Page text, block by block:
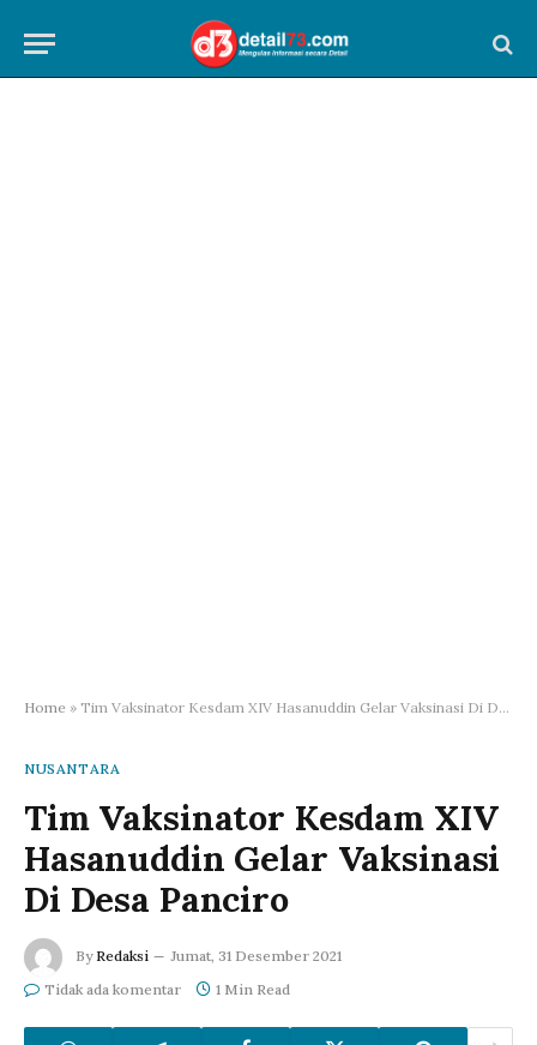
Home » Tim Vaksinator Kesdam XIV Hasanuddin Gelar Vaksinasi Di Desa Panciro
NUSANTARA
Tim Vaksinator Kesdam XIV
Hasanuddin Gelar Vaksinasi
Di Desa Panciro
By Redaksi
Jumat, 31 Desember 2021
Tidak ada komentar
1 Min Read